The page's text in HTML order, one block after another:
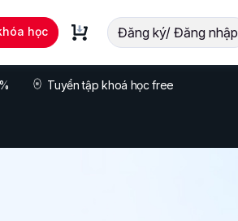
học Đăng ký/ Đăng nhập
Tuyển tập khoá học free